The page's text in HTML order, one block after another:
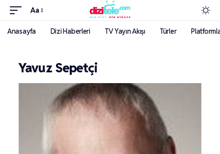
Aa
Anasayfa Dizi Haberleri TV Yayın Akışı Türler
Yavuz Sepetçi